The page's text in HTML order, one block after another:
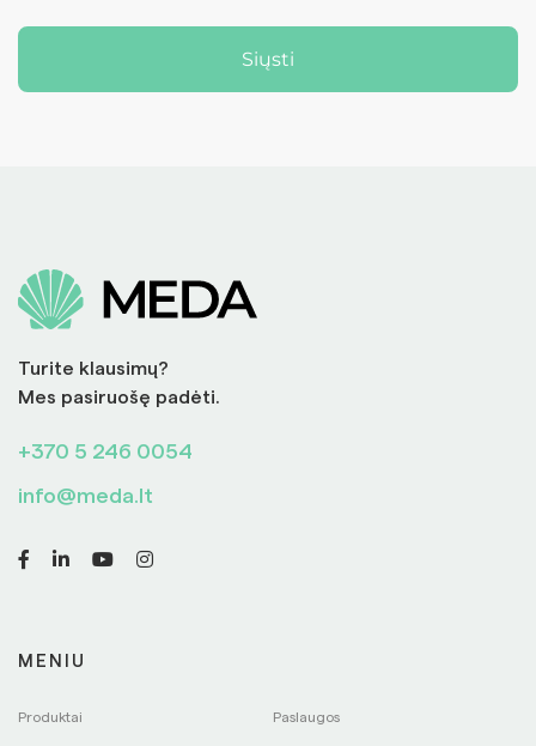
Siųsti
Turite klausimų?
Mes pasiruošę padėti.
+370 5 246 0054
info@meda.lt
MENIU
Produktai Paslaugos